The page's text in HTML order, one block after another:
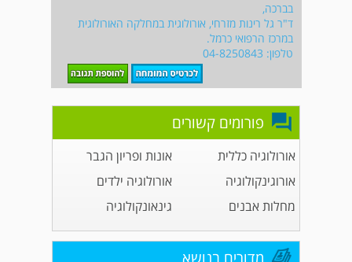
בברכה,
ד"ר גל רינות מזרחי, אורולוגית במחלקה האורולוגית
במרכז הרפואי כרמל.
טלפון: 04-8250843
פורומים קשורים
אורולוגיה כללית
אונות ופריון הגבר
אורוגינקולוגיה
אורולוגיה ילדים
מחלות אבנים
גינאונקולוגיה